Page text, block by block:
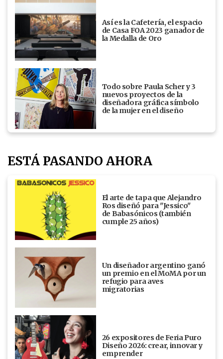
Así es la Cafetería, el espacio
de Casa FOA 2023 ganador de
la Medalla de Oro
Todo sobre Paula Scher y 3
nuevos proyectos de la
diseñadora gráfica símbolo
de la mujer en el diseño
ESTÁ PASANDO AHORA
El arte de tapa que Alejandro
Ros diseñó para "Jessico"
de Babasónicos (también
cumple 25 años)
Un diseñador argentino ganó
un premio en el MoMA por un
refugio para aves
migratorias
26 expositores de Feria Puro
Diseño 2026: crear, innovar y
emprender